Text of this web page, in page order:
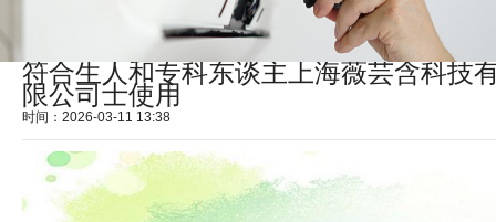
符合生人和专科东谈主上海薇芸含科技
限公司士使用
时间：2026-03-11 13:38